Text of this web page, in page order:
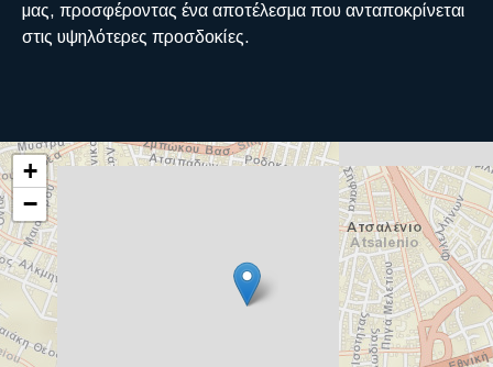
μας, προσφέροντας ένα αποτέλεσμα που ανταποκρίνεται
στις υψηλότερες προσδοκίες.
+
−